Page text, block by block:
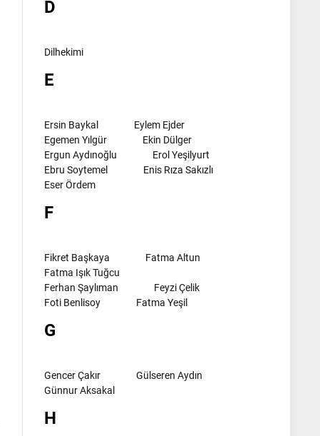
D
Dilhekimi
E
Ersin Baykal
Eylem Ejder
Egemen Yılgür
Ekin Dülger
Ergun Aydınoğlu
Erol Yeşilyurt
Ebru Soytemel
Enis Rıza Sakızlı
Eser Ördem
F
Fikret Başkaya
Fatma Altun
Fatma Işık Tuğcu
Ferhan Şaylıman
Feyzi Çelik
Foti Benlisoy
Fatma Yeşil
G
Gencer Çakır
Gülseren Aydın
Günnur Aksakal
H